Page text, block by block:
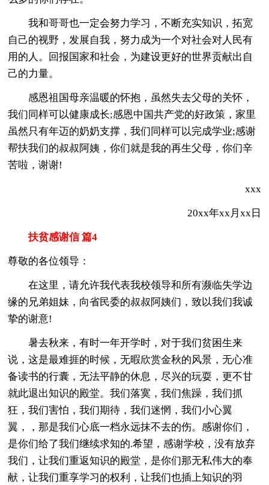
我和哥哥也一定会努力学习，不断充实知识，拓宽
自己的视野，发展自我，努力成为一个对社会对人民有
用的人。回报国家和社会，为建设更好的世界贡献出自
己的力量。
感恩祖国母亲温暖的怀抱，虽然失去父母的关怀，
我们同样可以健康成长;感恩中国共产党的好政策，家里
虽然只有年迈的奶奶支撑，我们同样可以完成学业;感谢
帮扶我们的叔叔阿姨，你们就是我的再生父母，你们辛
苦啦，谢谢!
xxx
20xx年xx月xx日
扶贫感谢信 篇4
尊敬的各位领导：
在这里，请允许我代表我校领导和所有濒临失学边
缘的兄弟姐妹，向省民委的叔叔阿姨们，致以我们我诚
挚的谢意!
暑去秋来，有时一年开学时，对于我们贫困生来
说，这是最难捱的时候，无暇欣赏金秋的风景，无心准
备读书的行囊，无法平静的休息，尽兴的玩耍，更不甘
就此退出知识的殿堂。我们落寞，我们焦躁，我们抓
狂，我们害怕，我们期待，我们迷惘，我们小心翼
翼，，那是我们心底一档永远抹不去的伤。感谢你们，
是你们给了我们继续求知的.希望，感谢学校，没有放弃
我们，让我们重返知识的殿堂，是你们那无私伟大的奉
献，让我们重享学习的权利，让我们也插上知识的羽